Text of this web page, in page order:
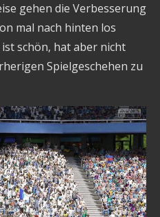
gehen die Verbesserung
mal nach hinten los
schön, hat aber nicht
Spielgeschehen zu